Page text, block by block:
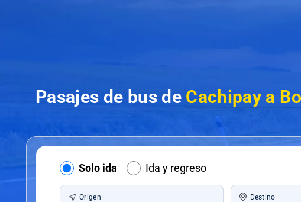
Pasajes de bus de Cachipay a
Solo ida Ida y regreso
Origen Destino